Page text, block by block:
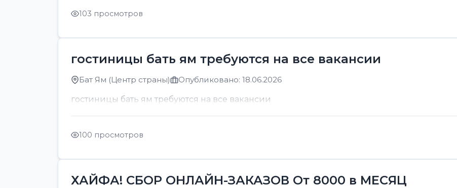
103 просмотров
гостиницы бать ям требуются на все вакансии
Бат Ям (Центр страны) Опубликовано: 18.06.2026
гостиницы бать ям требуются на все вакансии
100 просмотров
ХАЙФА! СБОР ОНЛАЙН-ЗАКАЗОВ От 8000 в МЕСЯЦ